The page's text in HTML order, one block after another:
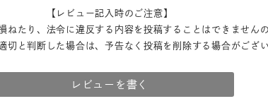
【レビュー記入時のご注意】
ねたり、法令に違反する内容を投稿することはできません
切と判断した場合は、予告なく投稿を削除する場合がござい
レビューを書く